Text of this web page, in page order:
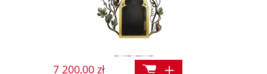
7 200,00 zł